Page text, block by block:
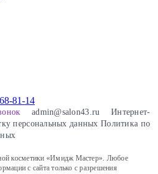
81-14
admin@salon43.ru
Интернет-
персональных данныхПолитика по
косметики «Имидж Мастер». Любое
с сайта только с разрешения